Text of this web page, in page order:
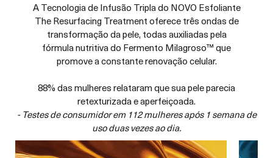
A Tecnologia de Infusão Tripla do NOVO Esfoliante
The Resurfacing Treatment oferece três ondas de
transformação da pele, todas auxiliadas pela
fórmula nutritiva do Fermento Milagroso™ que
promove a constante renovação celular.
88% das mulheres relataram que sua pele parecia
retexturizada e aperfeiçoada.
- Testes de consumidor em 112 mulheres após 1 semana de
uso duas vezes ao dia.